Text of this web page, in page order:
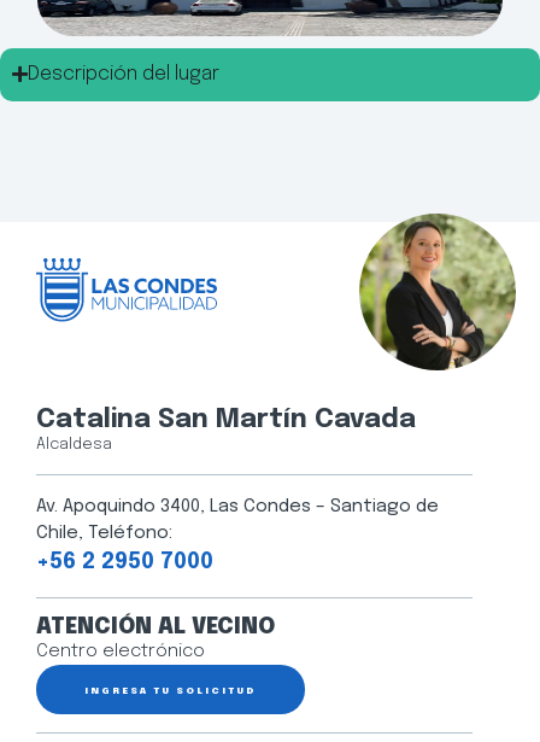
Descripción del lugar
Catalina San Martín Cavada
Alcaldesa
Av. Apoquindo 3400, Las Condes – Santiago de
Chile, Teléfono:
+56 2 2950 7000
ATENCIÓN AL VECINO
Centro electrónico
INGRESA TU SOLICITUD